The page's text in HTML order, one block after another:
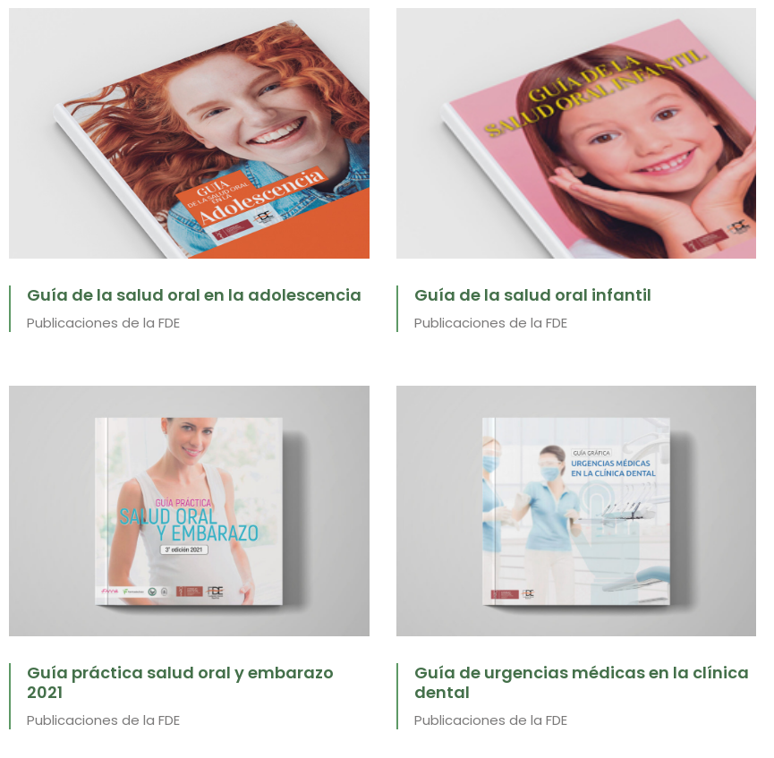
Guía de la salud oral en la adolescencia
Publicaciones de la FDE
Guía de la salud oral infantil
Publicaciones de la FDE
Guía práctica salud oral y embarazo
2021
Publicaciones de la FDE
Guía de urgencias médicas en la clínica
dental
Publicaciones de la FDE